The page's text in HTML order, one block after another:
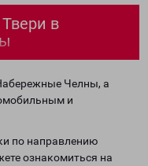
в
Челны, а
и
по направлению
ознакомиться на